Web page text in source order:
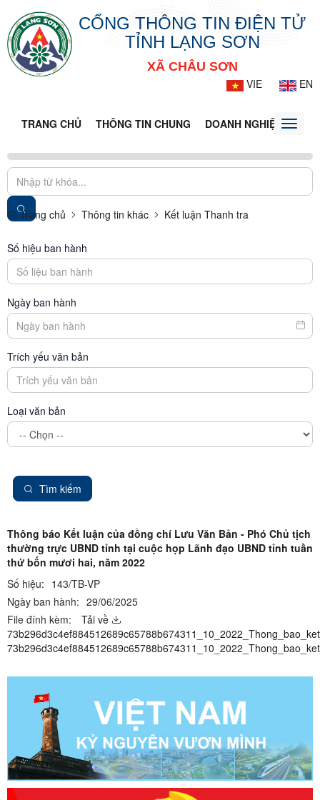
CỔNG THÔNG TIN ĐIỆN TỬ
TỈNH LẠNG SƠN
XÃ CHÂU SƠN
VIE
EN
TRANG CHỦ THÔNG TIN CHUNG DOANH NGHIỆP TIN
Toggle
Trang chủ Thông tin khác Kết luận Thanh tra
Số hiệu ban hành
Ngày ban hành
Trích yếu văn bản
Loại văn bản
Tìm kiếm
Thông báo Kết luận của đồng chí Lưu Văn Bản - Phó Chủ tịch
thường trực UBND tỉnh tại cuộc họp Lãnh đạo UBND tỉnh tuần
thứ bốn mươi hai, năm 2022
Số hiệu: 143/TB-VP
Ngày ban hành: 29/06/2025
File đính kèm:
Tải về